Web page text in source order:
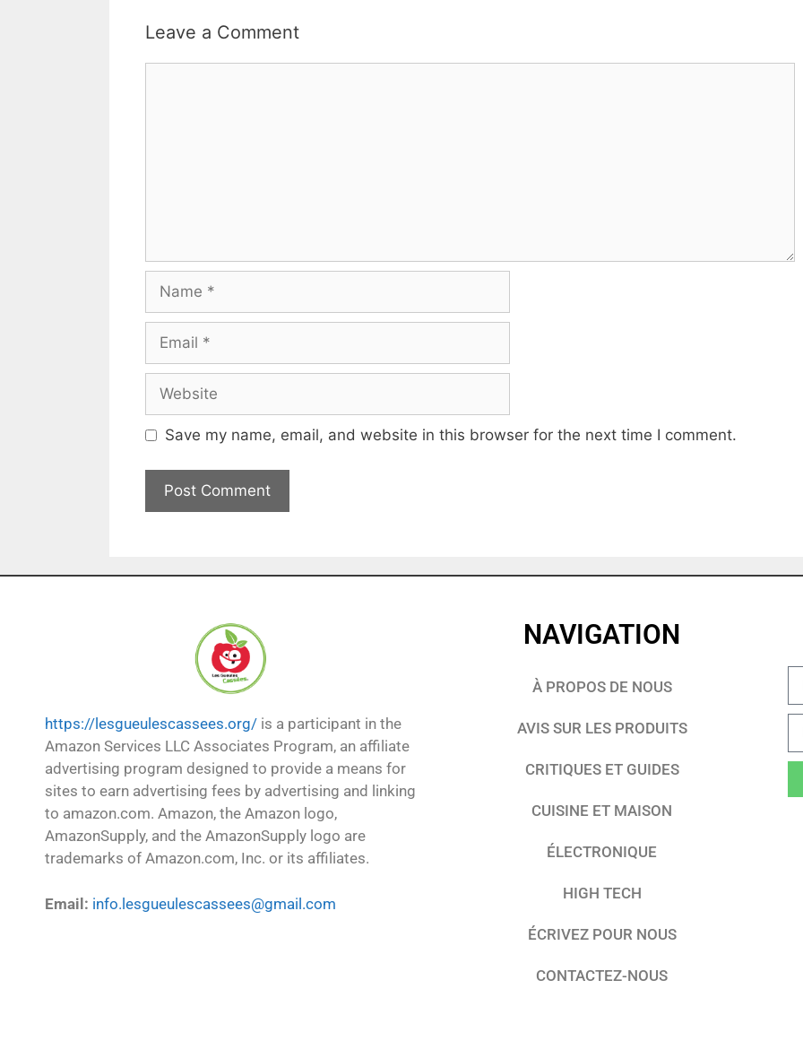
Leave a Comment
Save my name, email, and website in this browser for the next time I comment.
https://lesgueulescassees.org/ is a participant in the
Amazon Services LLC Associates Program, an affiliate
advertising program designed to provide a means for
sites to earn advertising fees by advertising and linking
to amazon.com. Amazon, the Amazon logo,
AmazonSupply, and the AmazonSupply logo are
trademarks of Amazon.com, Inc. or its affiliates.
Email: info.lesgueulescassees@gmail.com
NAVIGATION
À PROPOS DE NOUS
AVIS SUR LES PRODUITS
CRITIQUES ET GUIDES
CUISINE ET MAISON
ÉLECTRONIQUE
HIGH TECH
ÉCRIVEZ POUR NOUS
CONTACTEZ-NOUS